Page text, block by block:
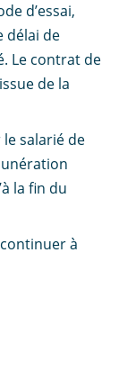
d’essai,
délai de
Le contrat de
de la
salarié de
la fin du
à